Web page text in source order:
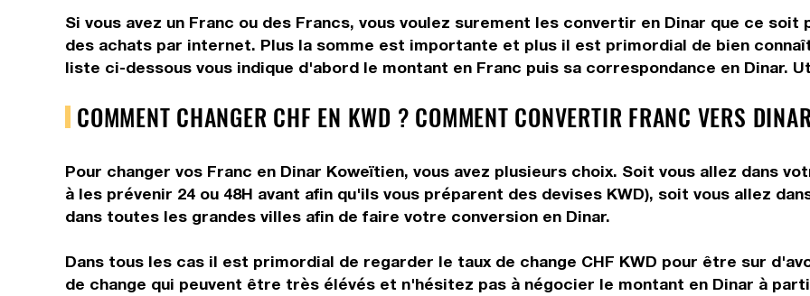
Si vous avez un Franc ou des Francs, vous voulez surement les convertir en Dinar que ce
des achats par internet. Plus la somme est importante et plus il est primordial de bien
liste ci-dessous vous indique d'abord le montant en Franc puis sa correspondance en Dinar.
COMMENT CHANGER CHF EN KWD ? COMMENT CONVERTIR FRANC VERS
Pour changer vos Franc en Dinar Koweïtien, vous avez plusieurs choix. Soit vous allez dans
à les prévenir 24 ou 48H avant afin qu'ils vous préparent des devises KWD), soit vous allez
dans toutes les grandes villes afin de faire votre conversion en Dinar.
Dans tous les cas il est primordial de regarder le taux de change CHF KWD pour être sur
de change qui peuvent être très élévés et n'hésitez pas à négocier le montant en Dinar à